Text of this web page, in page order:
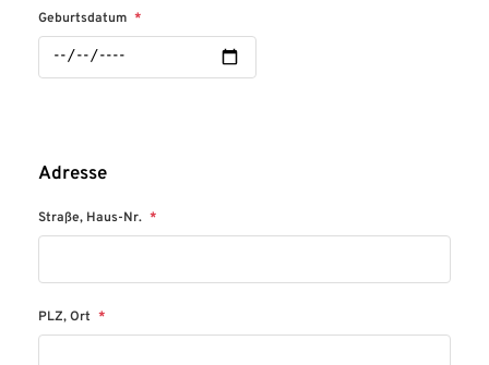
Geburtsdatum *
Adresse
Straße, Haus-Nr. *
PLZ, Ort *